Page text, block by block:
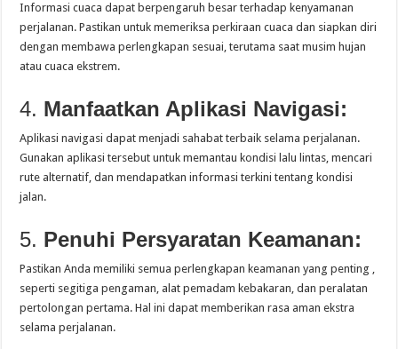
Informasi cuaca dapat berpengaruh besar terhadap kenyamanan
perjalanan. Pastikan untuk memeriksa perkiraan cuaca dan siapkan diri
dengan membawa perlengkapan sesuai, terutama saat musim hujan
atau cuaca ekstrem.
4. Manfaatkan Aplikasi Navigasi:
Aplikasi navigasi dapat menjadi sahabat terbaik selama perjalanan.
Gunakan aplikasi tersebut untuk memantau kondisi lalu lintas, mencari
rute alternatif, dan mendapatkan informasi terkini tentang kondisi
jalan.
5. Penuhi Persyaratan Keamanan:
Pastikan Anda memiliki semua perlengkapan keamanan yang penting ,
seperti segitiga pengaman, alat pemadam kebakaran, dan peralatan
pertolongan pertama. Hal ini dapat memberikan rasa aman ekstra
selama perjalanan.